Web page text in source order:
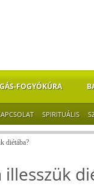
FOGYÓKÚRA
SPIRITUÁLIS
diétába?